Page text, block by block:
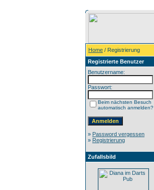
Home / Registrierung
Registrierte Benutzer
Benutzername:
Passwort:
Beim nächsten Besuch
automatisch anmelden?
» Password vergessen
» Registrierung
Zufallsbild